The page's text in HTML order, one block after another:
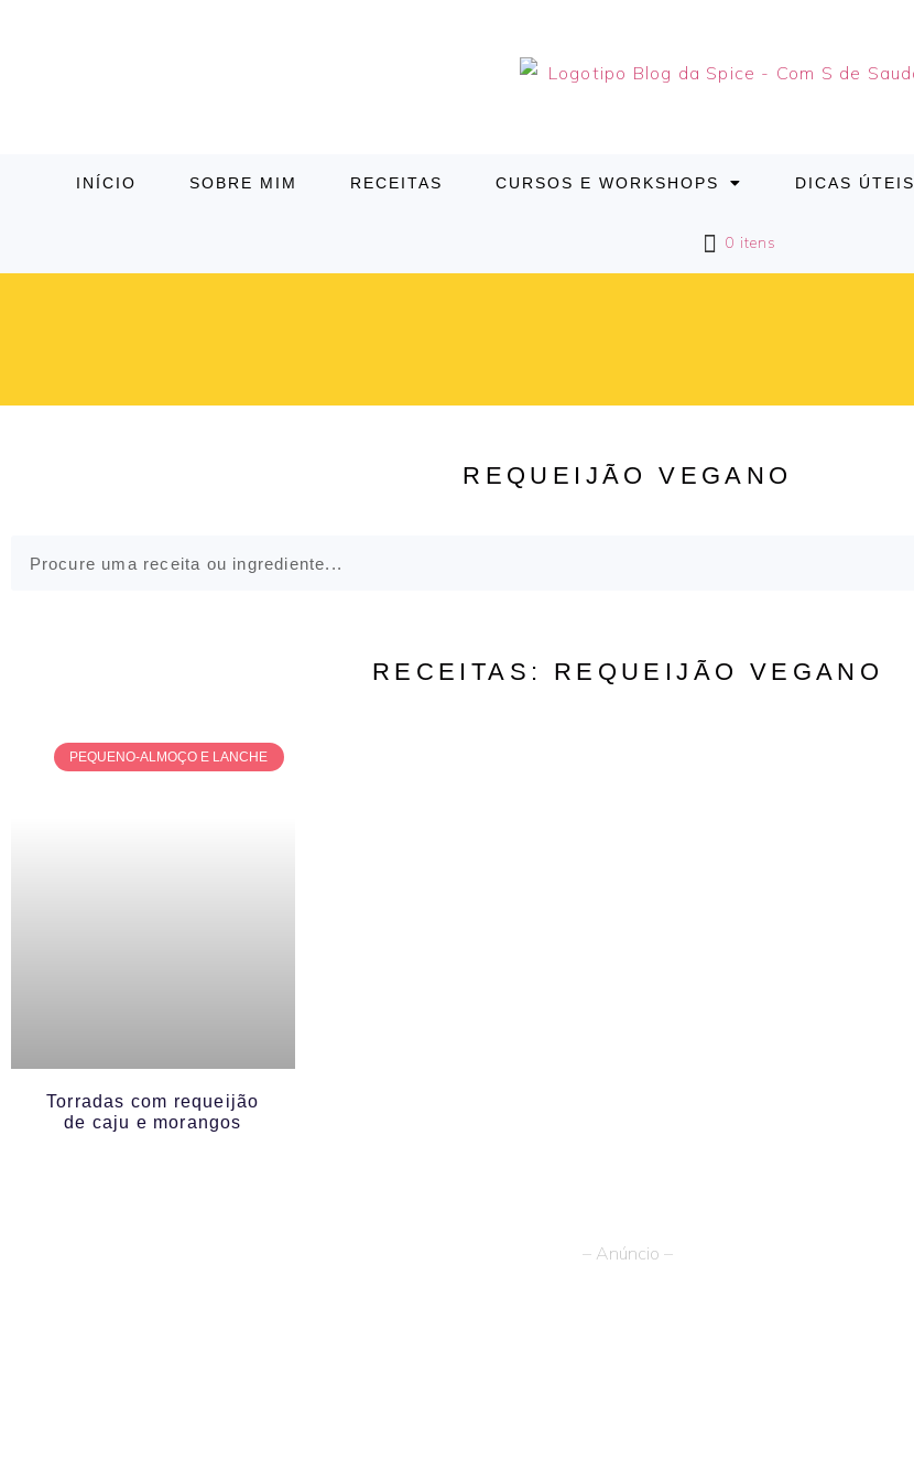
INÍCIO SOBRE MIM RECEITAS CURSOS E WORKSHOPS DICAS ÚTEIS
0 itens
REQUEIJÃO VEGANO
RECEITAS: REQUEIJÃO VEGANO
PEQUENO-ALMOÇO E LANCHE
Torradas com requeijão
de caju e morangos
– Anúncio –